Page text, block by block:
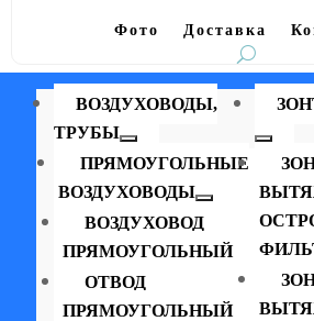
Фото
Доставка
ВОЗДУХОВОДЫ,
ТРУБЫ
ПРЯМОУГОЛЬНЫЕ
ВОЗДУХОВОДЫ
ВОЗДУХОВОД
ПРЯМОУГОЛЬНЫЙ
ОТВОД
ПРЯМОУГОЛЬНЫЙ